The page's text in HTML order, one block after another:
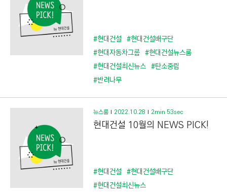
#현대건설 #현대건설배구단
#현대자동차그룹 #현대건설뉴스룸
#현대건설최신뉴스 #탄소중립
#반려나무
뉴스룸 2022.10.28 2min 53sec
현대건설 10월의 NEWS PICK!
#현대건설 #현대건설배구단
#현대건설최신뉴스